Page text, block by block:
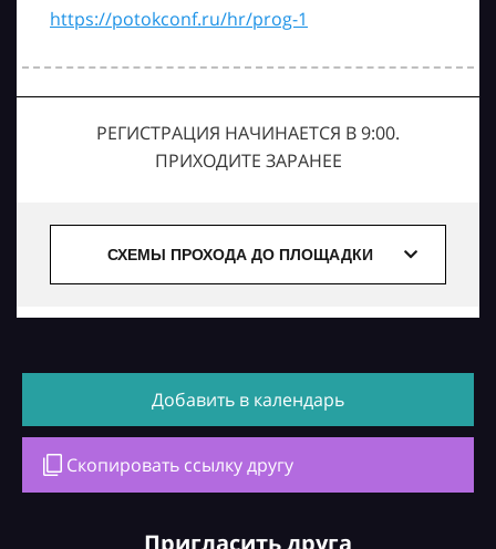
https://potokconf.ru/hr/prog-1
РЕГИСТРАЦИЯ НАЧИНАЕТСЯ В 9:00.
ПРИХОДИТЕ ЗАРАНЕЕ
СХЕМЫ ПРОХОДА ДО ПЛОЩАДКИ
Добавить в календарь
Скопировать ссылку другу